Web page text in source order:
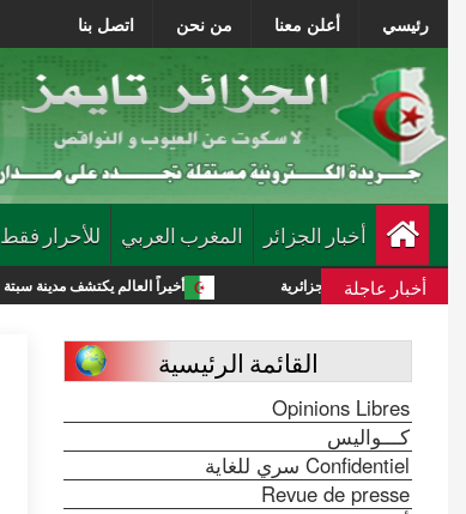
رئيسي أعلن معنا من نحن اتصل بنا
أخبار الجزائر المغرب العربي للأحرار فقط
أخبار عاجلة أخيراً العالم يكتشف مدينة سبتة المغربية المحتلة الجزائرية
القائمة الرئيسية
Opinions Libres
كـــواليس
Confidentiel سري للغاية
Revue de presse